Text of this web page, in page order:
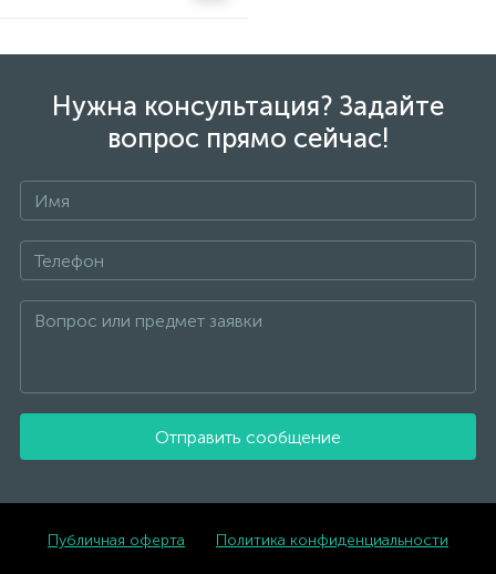
Нужна консультация? Задайте
вопрос прямо сейчас!
Отправить сообщение
Публичная оферта Политика конфиденциальности